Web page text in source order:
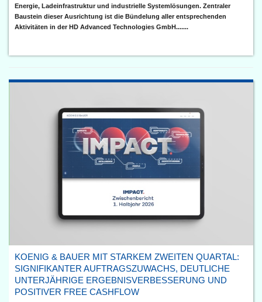
Energie, Ladeinfrastruktur und industrielle Systemlösungen. Zentraler
Baustein dieser Ausrichtung ist die Bündelung aller entsprechenden
Aktivitäten in der HD Advanced Technologies GmbH.......
KOENIG & BAUER MIT STARKEM ZWEITEN QUARTAL:
SIGNIFIKANTER AUFTRAGSZUWACHS, DEUTLICHE
UNTERJÄHRIGE ERGEBNISVERBESSERUNG UND
POSITIVER FREE CASHFLOW